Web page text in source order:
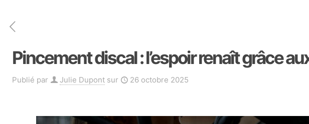
Pincement discal : l’espoir renaît grâce
Publié par Julie Dupont sur 26 octobre 2025